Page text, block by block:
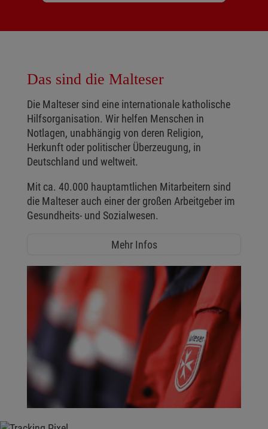
Das sind die Malteser
Die Malteser sind eine internationale katholische
Hilfsorganisation. Wir helfen Menschen in
Notlagen, unabhängig von deren Religion,
Herkunft oder politischer Überzeugung, in
Deutschland und weltweit.
Mit ca. 40.000 hauptamtlichen Mitarbeitern sind
die Malteser auch einer der großen Arbeitgeber im
Gesundheits- und Sozialwesen.
Mehr Infos